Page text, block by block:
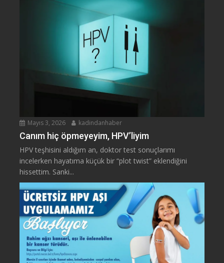
Mayıs 3, 2026 kadindanhaber
Canım hiç öpmeyeyim, HPV’liyim
HPV teşhisini aldığım an, doktor test sonuçlarımı
incelerken hayatıma küçük bir “plot twist” eklendiğini
hissettim. Sanki...